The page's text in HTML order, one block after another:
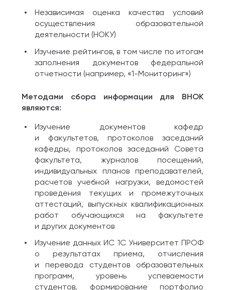
Независимая оценка качества условий
осуществления образовательной
деятельности (НОКУ)
Изучение рейтингов, в том числе по итогам
заполнения документов федеральной
отчетности (например, «1-Мониторинг»)
Методами сбора информации для ВНОК
являются:
Изучение документов кафедр
и факультетов, протоколов заседаний
кафедры, протоколов заседаний Совета
факультета, журналов посещений,
индивидуальных планов преподавателей,
расчетов учебной нагрузки, ведомостей
проведения текущих и промежуточных
аттестаций, выпускных квалификационных
работ обучающихся на факультете
и других документов
Изучение данных ИС 1С Университет ПРОФ
о результатах приема, отчисления
и перевода студентов образовательных
программ, уровень успеваемости
студентов, формирование портфолио